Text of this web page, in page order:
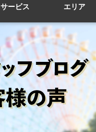
サービス エリア